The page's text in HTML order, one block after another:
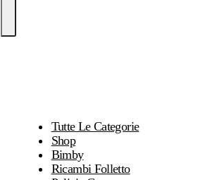
Tutte Le Categorie
Shop
Bimby
Ricambi Folletto